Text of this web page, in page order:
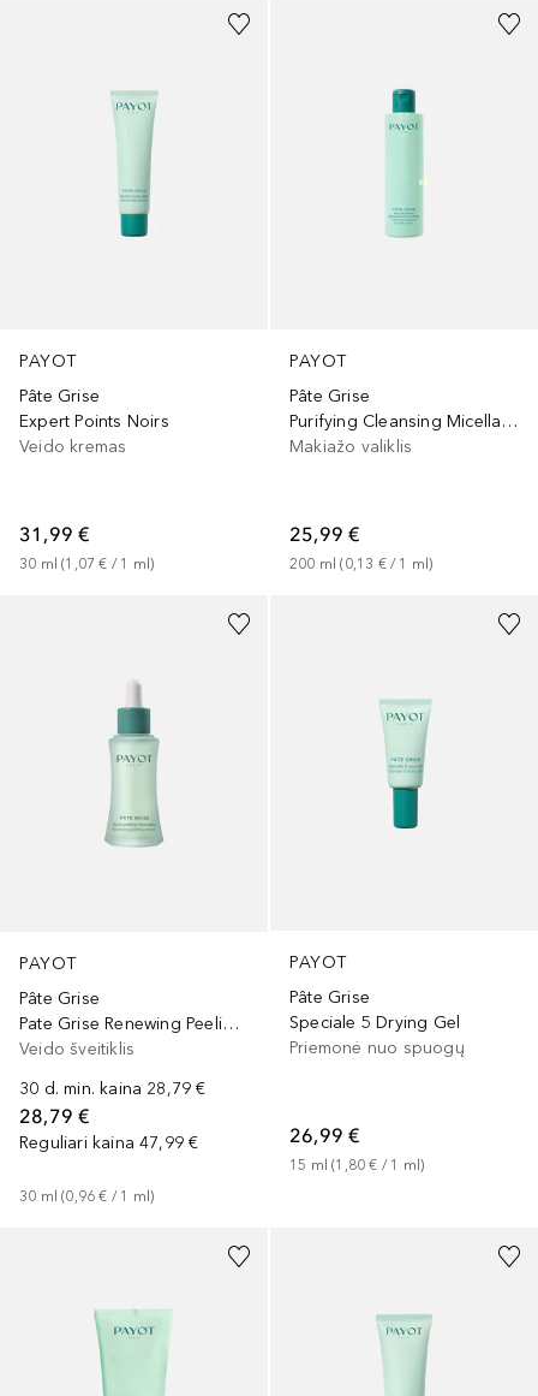
PAYOT
Pâte Grise
Expert Points Noirs
Veido kremas
31,99 €
30 ml (1,07 € / 1 ml)
PAYOT
Pâte Grise
Purifying Cleansing Micellar Water
Makiažo valiklis
25,99 €
200 ml (0,13 € / 1 ml)
PAYOT
Pâte Grise
Pate Grise Renewing Peeling Serum
Veido šveitiklis
30 d. min. kaina 28,79 €
28,79 €
Reguliari kaina 47,99 €
30 ml (0,96 € / 1 ml)
PAYOT
Pâte Grise
Speciale 5 Drying Gel
Priemonė nuo spuogų
26,99 €
15 ml (1,80 € / 1 ml)